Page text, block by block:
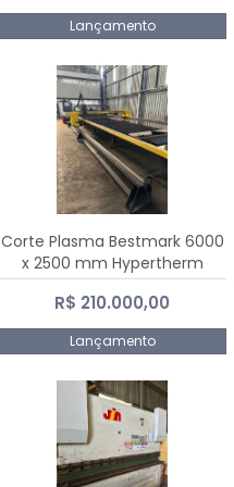
Lançamento
Corte Plasma Bestmark 6000
x 2500 mm Hypertherm
MaxPro 200
R$ 210.000,00
Lançamento